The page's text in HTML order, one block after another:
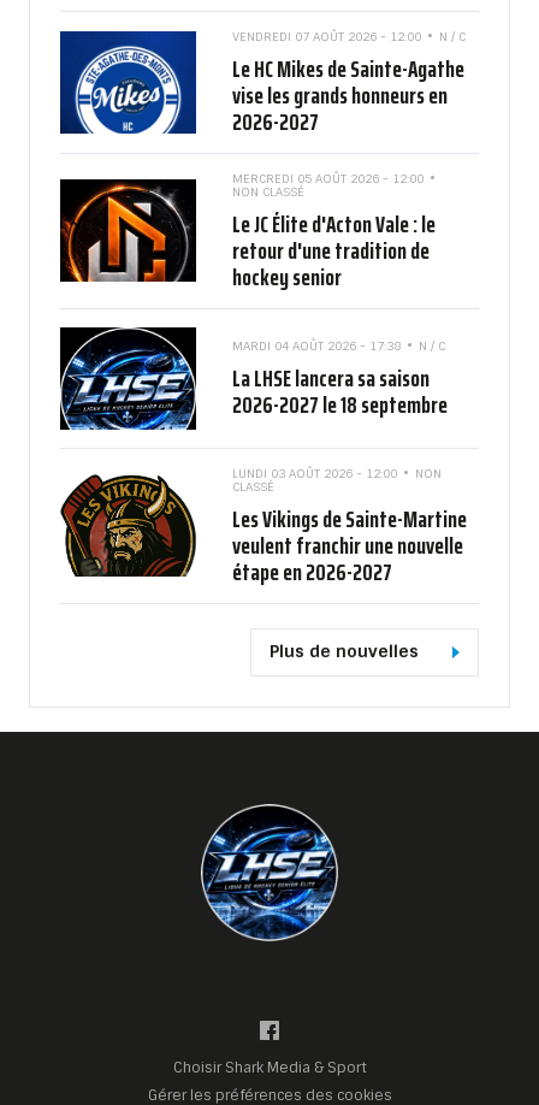
VENDREDI 07 AOÛT 2026 - 12:00 N / C
Le HC Mikes de Sainte-Agathe
vise les grands honneurs en
2026-2027
MERCREDI 05 AOÛT 2026 - 12:00
NON CLASSÉ
Le JC Élite d'Acton Vale : le
retour d'une tradition de
hockey senior
MARDI 04 AOÛT 2026 - 17:38 N / C
La LHSE lancera sa saison
2026-2027 le 18 septembre
LUNDI 03 AOÛT 2026 - 12:00
NON
CLASSÉ
Les Vikings de Sainte-Martine
veulent franchir une nouvelle
étape en 2026-2027
Plus de nouvelles
Choisir Shark Media & Sport
Gérer les préférences des cookies